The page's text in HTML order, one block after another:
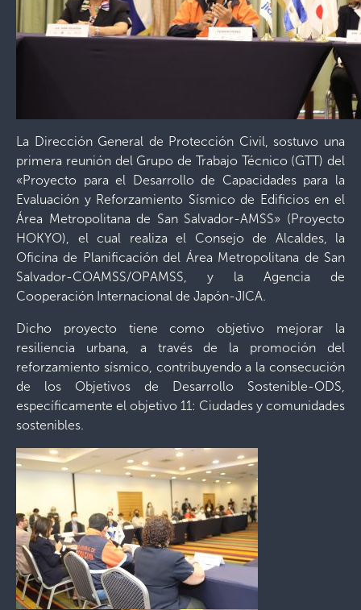
La Dirección General de Protección Civil, sostuvo una
primera reunión del Grupo de Trabajo Técnico (GTT) del
«Proyecto para el Desarrollo de Capacidades para la
Evaluación y Reforzamiento Sísmico de Edificios en el
Área Metropolitana de San Salvador-AMSS» (Proyecto
HOKYO), el cual realiza el Consejo de Alcaldes, la
Oficina de Planificación del Área Metropolitana de San
Salvador-COAMSS/OPAMSS, y la Agencia de
Cooperación Internacional de Japón-JICA.
Dicho proyecto tiene como objetivo mejorar la
resiliencia urbana, a través de la promoción del
reforzamiento sísmico, contribuyendo a la consecución
de los Objetivos de Desarrollo Sostenible-ODS,
específicamente el objetivo 11: Ciudades y comunidades
sostenibles.